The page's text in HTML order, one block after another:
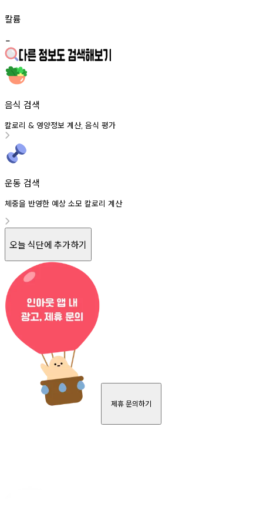
칼륨
-
음식 검색
칼로리 & 영양정보 계산, 음식 평가
운동 검색
체중을 반영한 예상 소모 칼로리 계산
오늘 식단에 추가하기
제휴 문의하기